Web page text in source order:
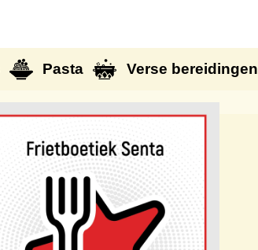
Pasta Verse bereidingen